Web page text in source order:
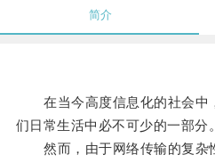
简介
在当今高度信息化的社会中
们日常生活中必不可少的一部分。
然而，由于网络传输的复杂